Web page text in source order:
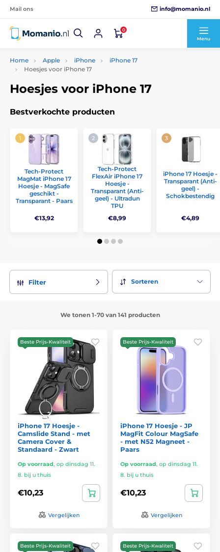
Mail ons info@momanio.nl
0
Menu
Home Apple iPhone
iPhone 17
Hoesjes voor iPhone 17
Hoesjes voor iPhone 17
Bestverkochte producten
Tech-Protect
MagMat iPhone 17
Hoesje - MagSafe
geschikt -
Transparant - Paars
€13,92
Tech-Protect
FlexAir iPhone 17
Hoesje -
Transparant (Anti-
geel) - Ultradun
TPU
€8,99
iPhone 17 Hoesje -
Transparant (Anti-
geel) -
Schokbestendig
€4,89
Filter Sorteren
We tonen 1-70 van 141 producten
Beste Prijs-Kwaliteit
iPhone 17 Hoesje -
Camslide Stand - met
Camera Cover &
Standaard - Zwart
Op voorraad, op dinsdag 11.
8. bij u thuis
€10,23
Vergelijken
Beste Prijs-Kwaliteit
iPhone 17 Hoesje - JP
MagFit Colour MagSafe
- met N52 Magneet -
Paars
Op voorraad, op dinsdag 11.
8. bij u thuis
€10,23
Vergelijken
Beste Prijs-Kwaliteit Beste Prijs-Kwaliteit